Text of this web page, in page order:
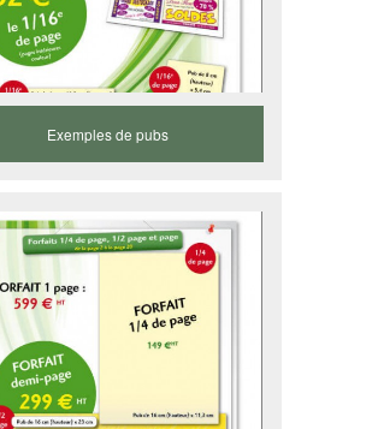
Exemples de pubs